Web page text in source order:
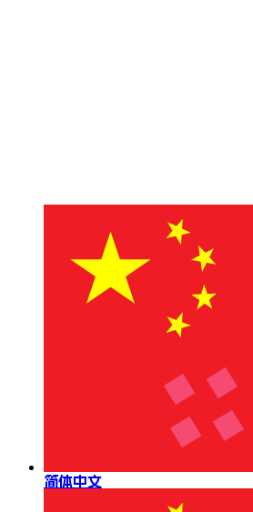
简体中文